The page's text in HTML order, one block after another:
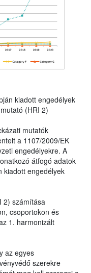
kiadott engedélyek
(HRI 2)
mutatók
a 1107/2009/EK
engedélyekre. A
átfogó adatok
kiadott engedélyek
2) számítása
csoportokon és
1. harmonizált
az egyes
szerekre